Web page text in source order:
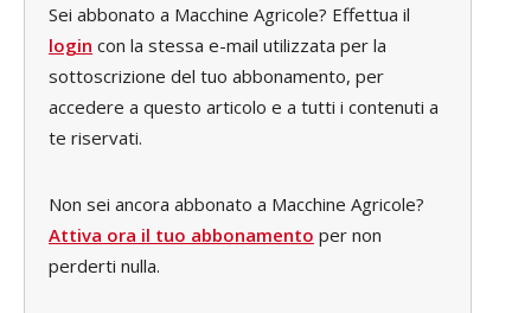
Sei abbonato a Macchine Agricole? Effettua il
login con la stessa e-mail utilizzata per la
sottoscrizione del tuo abbonamento, per
accedere a questo articolo e a tutti i contenuti a
te riservati.
Non sei ancora abbonato a Macchine Agricole?
Attiva ora il tuo abbonamento per non
perderti nulla.